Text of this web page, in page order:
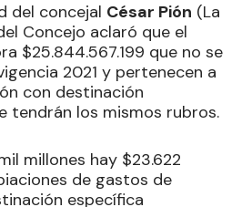
del concejal César Pión (La
Concejo aclaró que el
$25.844.567.199 que no se
2021 y pertenecen a
con destinación
tendrán los mismos rubros.
millones hay $23.622
de gastos de
específica